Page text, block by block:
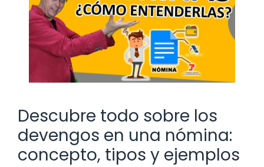
Descubre todo sobre los
devengos en una nómina:
concepto, tipos y ejemplos